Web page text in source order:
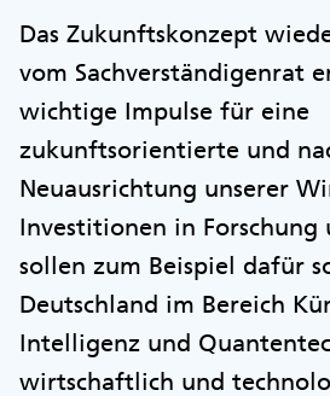
Das Zukunftskonzept
vom Sachverständigenrat
wichtige Impulse für eine
zukunftsorientierte und
Neuausrichtung unserer
Investitionen in
sollen zum Beispiel dafür
Deutschland im Bereich
Intelligenz und
wirtschaftlich und